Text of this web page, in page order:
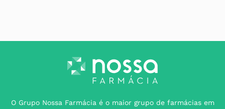
O Grupo Nossa Farmácia é o maior grupo de farmácias em